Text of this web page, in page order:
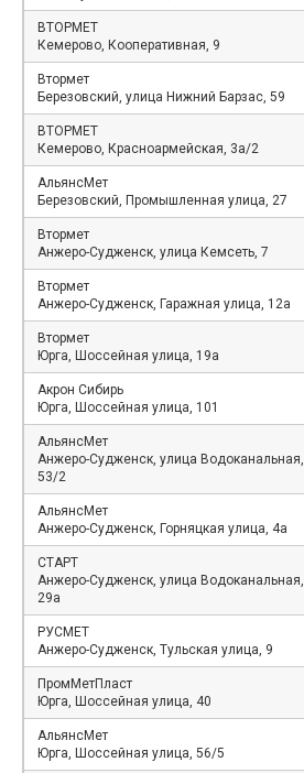
ВТОРМЕТ
Кемерово, Кооперативная, 9
Втормет
Березовский, улица Нижний Барзас, 59
ВТОРМЕТ
Кемерово, Красноармейская, 3а/2
АльянсМет
Березовский, Промышленная улица, 27
Втормет
Анжеро-Судженск, улица Кемсеть, 7
Втормет
Анжеро-Судженск, Гаражная улица, 12а
Втормет
Юрга, Шоссейная улица, 19а
Акрон Сибирь
Юрга, Шоссейная улица, 101
АльянсМет
Анжеро-Судженск, улица Водоканальная,
53/2
АльянсМет
Анжеро-Судженск, Горняцкая улица, 4а
СТАРТ
Анжеро-Судженск, улица Водоканальная,
29а
РУСМЕТ
Анжеро-Судженск, Тульская улица, 9
ПромМетПласт
Юрга, Шоссейная улица, 40
АльянсМет
Юрга, Шоссейная улица, 56/5